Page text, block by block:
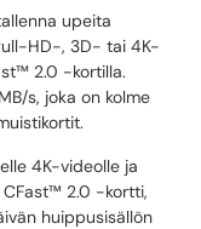
upeita
HD-, 3D- tai 4K-
2.0 -kortilla.
s, joka on kolme
4K-videolle ja
2.0 -kortti,
huippusisällön